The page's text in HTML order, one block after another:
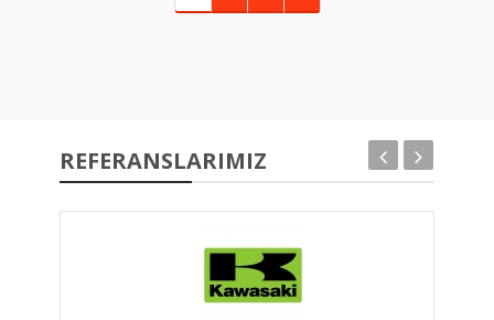
REFERANSLARIMIZ